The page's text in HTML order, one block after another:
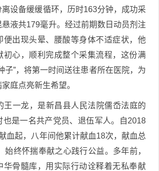
离设备缓缓循环，历时163分钟，成功采
液共179毫升。经过前期数日动员剂注
便出现头晕、腰酸等身体不适症状，他
初心，顺利完成整个采集流程，这份满
子”，将第一时间送往患者所在医院，为
庭点亮新生希望。
王一龙，是新昌县人民法院儒岙法庭的
也是一名共产党员、退伍军人。自2018
血起，八年间他累计献血18次，献血总
始终怀揣奉献之心践行公益。多年前，
华骨髓库，用实际行动诠释着无私奉献